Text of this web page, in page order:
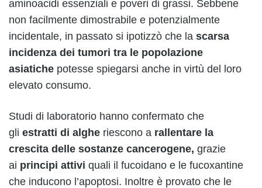
aminoacidi essenziali e poveri di grassi. Sebbene
non facilmente dimostrabile e potenzialmente
incidentale, in passato si ipotizzò che la scarsa
incidenza dei tumori tra le popolazione
asiatiche potesse spiegarsi anche in virtù del loro
elevato consumo.
Studi di laboratorio hanno confermato che
gli estratti di alghe riescono a rallentare la
crescita delle sostanze cancerogene, grazie
ai principi attivi quali il fucoidano e le fucoxantine
che inducono l’apoptosi. Inoltre è provato che le